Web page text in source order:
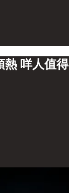
咩人值